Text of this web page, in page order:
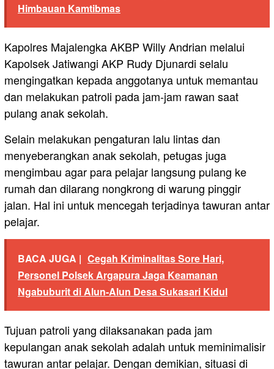
Himbauan Kamtibmas
Kapolres Majalengka AKBP Willy Andrian melalui
Kapolsek Jatiwangi AKP Rudy Djunardi selalu
mengingatkan kepada anggotanya untuk memantau
dan melakukan patroli pada jam-jam rawan saat
pulang anak sekolah.
Selain melakukan pengaturan lalu lintas dan
menyeberangkan anak sekolah, petugas juga
mengimbau agar para pelajar langsung pulang ke
rumah dan dilarang nongkrong di warung pinggir
jalan. Hal ini untuk mencegah terjadinya tawuran antar
pelajar.
BACA JUGA | Cegah Kriminalitas Sore Hari,
Personel Polsek Argapura Jaga Keamanan
Ngabuburit di Alun-Alun Desa Sukasari Kidul
Tujuan patroli yang dilaksanakan pada jam
kepulangan anak sekolah adalah untuk meminimalisir
tawuran antar pelajar. Dengan demikian, situasi di